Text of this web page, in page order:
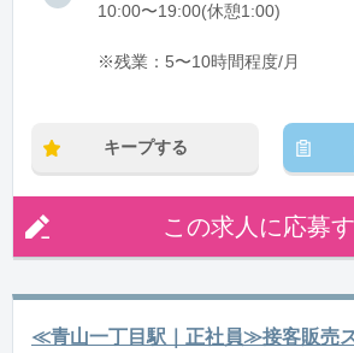
10:00〜19:00(休憩1:00)
※残業：5〜10時間程度/月
キープする
この求人に応募
≪青山一丁目駅｜正社員≫接客販売